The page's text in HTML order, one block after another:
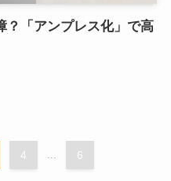
？「アンプレス化」で高
4 6